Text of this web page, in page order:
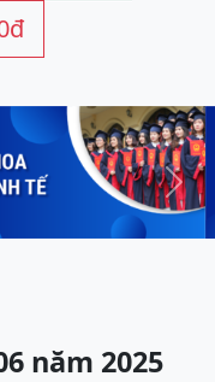
Next
năm 2025